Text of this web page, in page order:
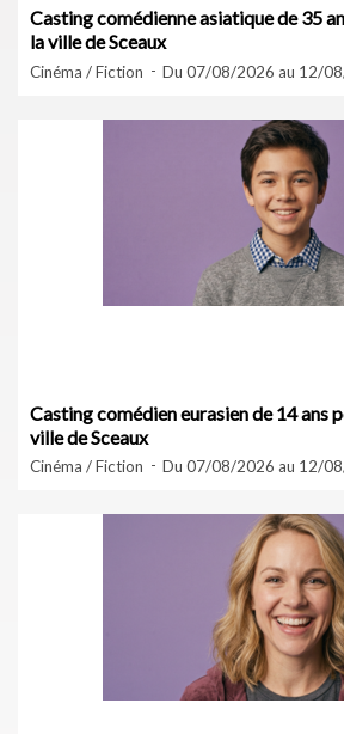
Casting comédienne asiatique de 35
la ville de Sceaux
Cinéma / Fiction Du 07/08/2026 au 12/
Casting comédien eurasien de 14 ans
ville de Sceaux
Cinéma / Fiction Du 07/08/2026 au 12/